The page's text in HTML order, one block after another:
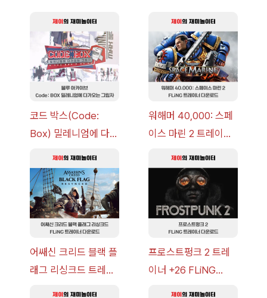
코드 박스(Code:
Box) 밀레니엄에 다가
략 [복각] | 블루 아카
이브
워해머 40,000: 스페
이스 마린 2 트레이너
v14.0+] 다운로드
어쌔신 크리드 블랙 플
래그 리싱크드 트레이
프로스트펑크 2 트레
이너 +26 FLiNG